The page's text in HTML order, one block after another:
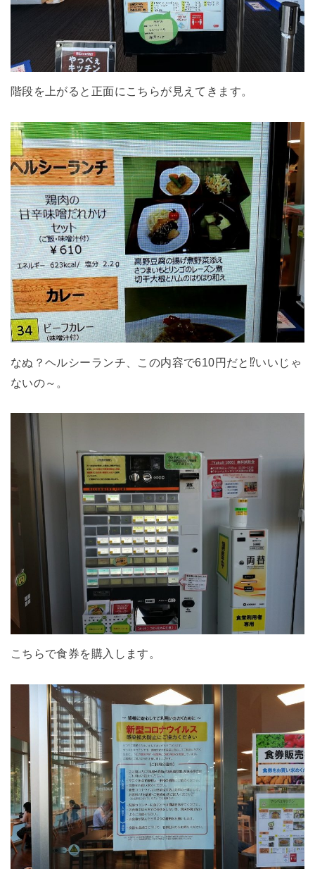
階段を上がると正面にこちらが見えてきます。
なぬ？ヘルシーランチ、この内容で610円だと⁉いいじゃ
ないの～。
こちらで食券を購入します。